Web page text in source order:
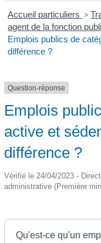
Accueil particuliers >
agent de la fonction
Emplois publics de
différence ?
Question-réponse
Emplois
active et
différence ?
Vérifié le 24/04/2023 -
administrative (Première
Qu'est-ce qu'un